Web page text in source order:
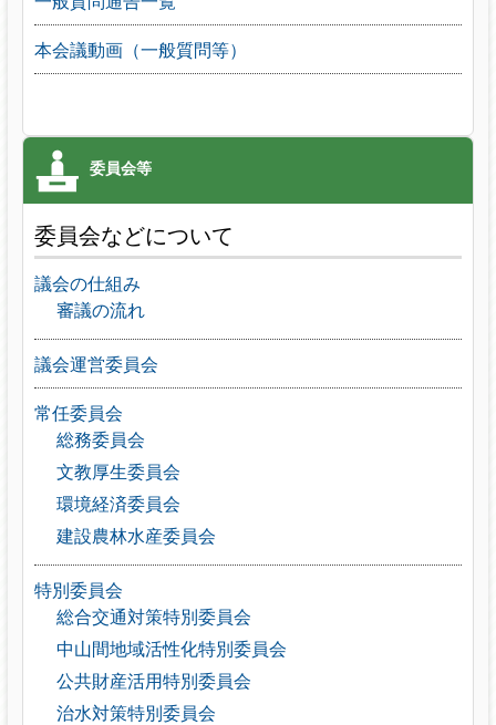
本会議動画（一般質問等）
委員会などについて
議会の仕組み
審議の流れ
議会運営委員会
常任委員会
総務委員会
文教厚生委員会
環境経済委員会
建設農林水産委員会
特別委員会
総合交通対策特別委員会
中山間地域活性化特別委員会
公共財産活用特別委員会
治水対策特別委員会